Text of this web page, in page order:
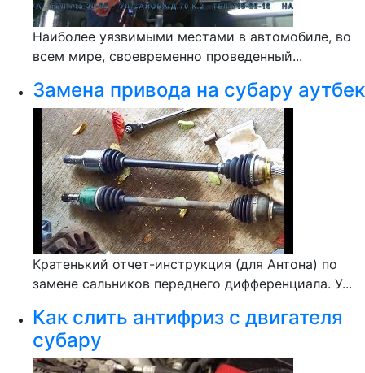
Наиболее уязвимыми местами в автомобиле, во
всем мире, своевременно проведенный...
Замена привода на субару аутбек
Кратенький отчет-инструкция (для Антона) по
замене сальников переднего дифференциала. У...
Как слить антифриз с двигателя
субару